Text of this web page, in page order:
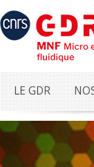
LE GDR